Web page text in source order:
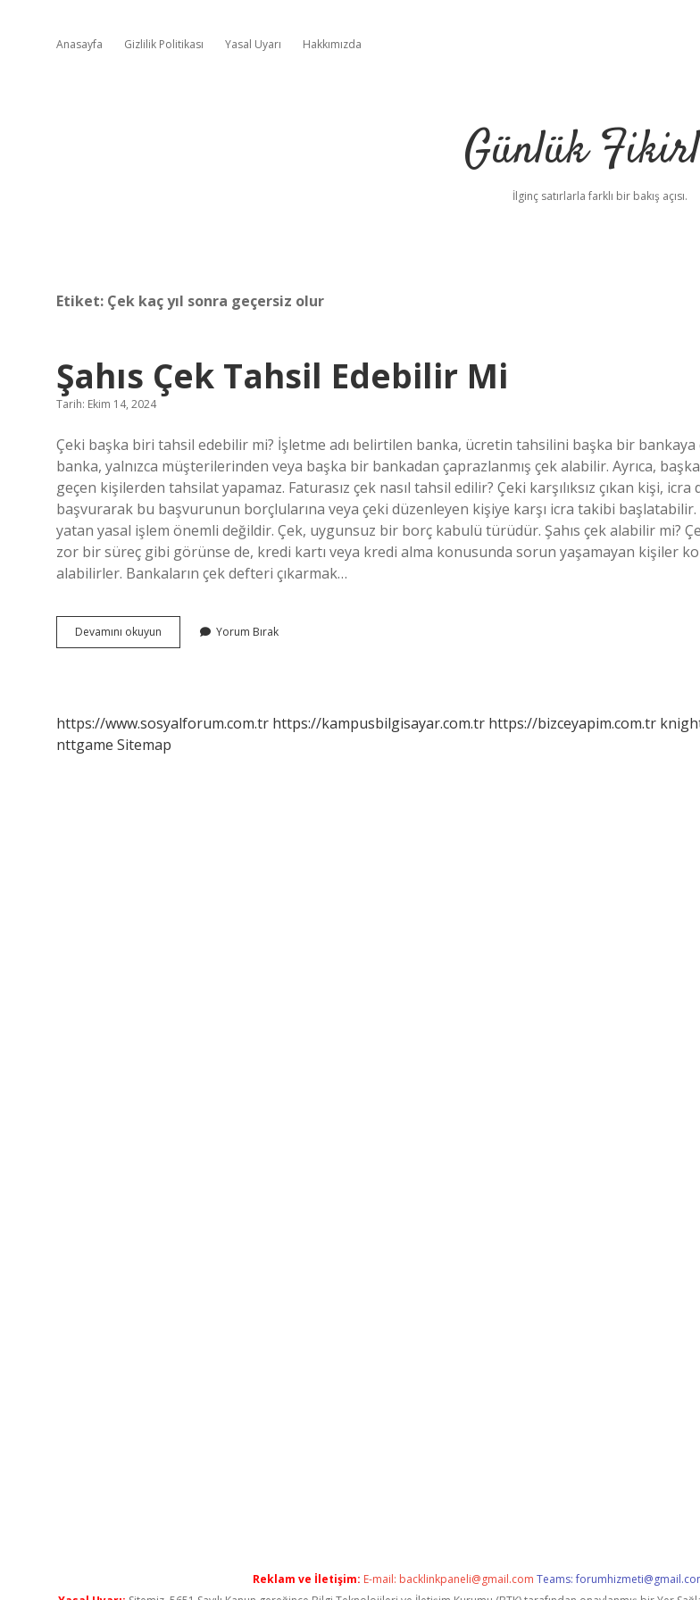
Anasayfa Gizlilik Politikası Yasal Uyarı Hakkımızda
Günlük
İlginç satırlarla farklı bir bakış açısı.
Etiket: Çek kaç yıl sonra geçersiz olur
Şahıs Çek Tahsil Edebilir Mi
Tarih: Ekim 14, 2024
Çeki başka biri tahsil edebilir mi? İşletme adı belirtilen banka, ücretin tahsilini başka bir
banka, yalnızca müşterilerinden veya başka bir bankadan çaprazlanmış çek alabilir. Ayrıca,
geçen kişilerden tahsilat yapamaz. Faturasız çek nasıl tahsil edilir? Çeki karşılıksız çıkan kişi, icra
başvurarak bu başvurunun borçlularına veya çeki düzenleyen kişiye karşı icra takibi başlatabilir.
yatan yasal işlem önemli değildir. Çek, uygunsuz bir borç kabulü türüdür. Şahıs çek alabilir mi?
zor bir süreç gibi görünse de, kredi kartı veya kredi alma konusunda sorun yaşamayan kişiler
alabilirler. Bankaların çek defteri çıkarmak…
Devamını okuyun
Çek
Yorum Bırak
https://www.sosyalforum.com.tr https://kampusbilgisayar.com.tr https://bizceyapim.com.tr
nttgame Sitemap
Reklam ve İletişim: E-mail: backlinkpaneli@gmail.com Teams: